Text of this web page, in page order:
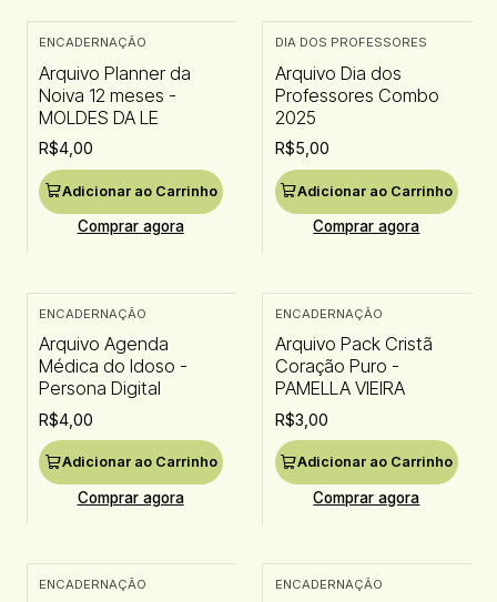
ENCADERNAÇÃO
Arquivo Planner da
Noiva 12 meses -
MOLDES DA LE
R$4,00
Adicionar ao Carrinho
Comprar agora
DIA DOS PROFESSORES
Arquivo Dia dos
Professores Combo
2025
R$5,00
Adicionar ao Carrinho
Comprar agora
ENCADERNAÇÃO
Arquivo Agenda
Médica do Idoso -
Persona Digital
R$4,00
Adicionar ao Carrinho
Comprar agora
ENCADERNAÇÃO
Arquivo Pack Cristã
Coração Puro -
PAMELLA VIEIRA
R$3,00
Adicionar ao Carrinho
Comprar agora
ENCADERNAÇÃO ENCADERNAÇÃO